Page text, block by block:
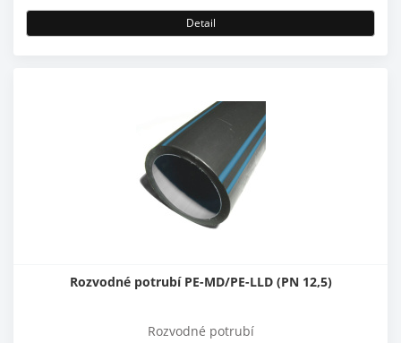
Detail
Rozvodné potrubí PE-MD/PE-LLD (PN 12,5)
Rozvodné potrubí